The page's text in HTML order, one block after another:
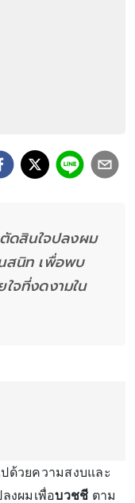
ดสินใจปลงผม
สนิท เพื่อพบ
จที่งดงามใน
ด้วยความสงบและ
งผมเพื่อบวชชี ตาม